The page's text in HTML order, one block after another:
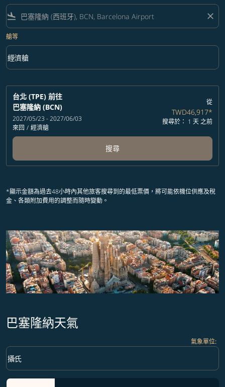
flight_land close
艙等
艙等 option 經濟艙 Selected
經濟艙
keyboard_arrow_down
台北 (TPE) 前往
巴塞隆納 (BCN)
2027/05/23 - 2027/06/03
來回 / 經濟艙
從
TWD46,917*
搜尋於： 1 天 之前
搜尋
*顯示金額為過去48小時內其他旅客搜尋到的最低票價，將可能依機位供應及稅
金、各類附加費用的調整而隨時變動。
巴塞隆納天氣
氣象單位:
Weather unit option 攝氏 Selected
攝氏
keyboard_arrow_down